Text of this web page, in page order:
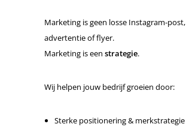
Marketing is geen losse Instagram-post,
advertentie of flyer.
Marketing is een strategie.
Wij helpen jouw bedrijf groeien door:
Sterke positionering & merkstrategie